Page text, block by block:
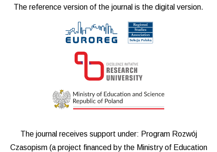
The reference version of the journal is the digital version.
The journal receives support under: Program Rozwój
Czasopism (a project financed by the Ministry of Education